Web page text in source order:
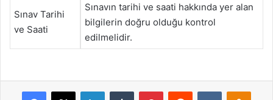
Sınav Tarihi
ve Saati
Sınavın tarihi ve saati hakkında yer alan
bilgilerin doğru olduğu kontrol
edilmelidir.
Facebook
X LinkedInTumblr PinterestReddit VKontakte